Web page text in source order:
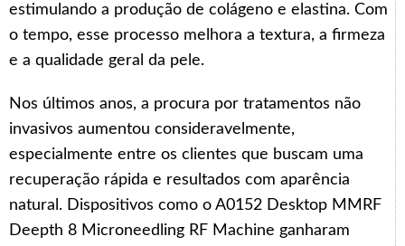
estimulando a produção de colágeno e elastina. Com
o tempo, esse processo melhora a textura, a firmeza
e a qualidade geral da pele.
Nos últimos anos, a procura por tratamentos não
invasivos aumentou consideravelmente,
especialmente entre os clientes que buscam uma
recuperação rápida e resultados com aparência
natural. Dispositivos como o A0152 Desktop MMRF
Deepth 8 Microneedling RF Machine ganharam